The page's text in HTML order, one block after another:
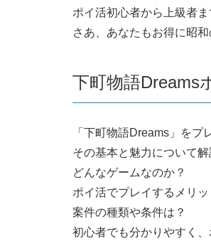
ポイ活初心者から上級者
さあ、あなたもお得に昭
下町物語Dreams
「下町物語Dreams」をプ
その基本と魅力について解
どんなゲームなのか？
ポイ活でプレイするメリッ
案件の種類や条件は？
初心者でも分かりやすく